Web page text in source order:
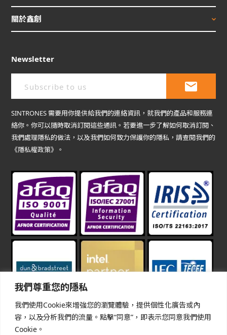
我們尊重您的隱私
我們使用Cookie來增強您的瀏覽體驗，提供個性化廣告或內
容，以及分析我們的流量。點擊“同意”，即表示您同意我們使用
Cookie。
關於鑫創
Newsletter
SINTRONES 需要用你提供給我們的連絡資訊，就我們的產品和服務連
絡你。你可以隨時取消訂閱這些通訊。若要進一步了解如何取消訂閱、
我們處理隱私的做法，以及我們如何致力保護你的隱私，請查閱我們的
《隱私權政策》。
The terms HDMI, HDMI High-Definition Multimedia